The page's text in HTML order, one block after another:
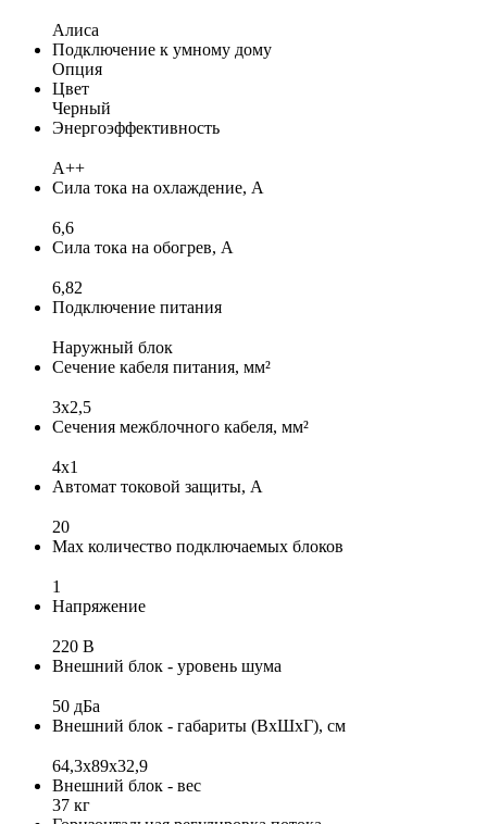
Алиса
Подключение к умному дому
Опция
Цвет
Черный
Энергоэффективность
A++
Сила тока на охлаждение, А
6,6
Сила тока на обогрев, А
6,82
Подключение питания
Наружный блок
Сечение кабеля питания, мм²
3х2,5
Сечения межблочного кабеля, мм²
4х1
Автомат токовой защиты, А
20
Max количество подключаемых блоков
1
Напряжение
220 В
Внешний блок - уровень шума
50 дБа
Внешний блок - габариты (ВхШхГ), см
64,3х89х32,9
Внешний блок - вес
37 кг